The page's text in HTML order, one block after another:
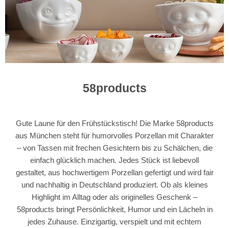
58products
Gute Laune für den Frühstückstisch! Die Marke 58products
aus München steht für humorvolles Porzellan mit Charakter
– von Tassen mit frechen Gesichtern bis zu Schälchen, die
einfach glücklich machen. Jedes Stück ist liebevoll
gestaltet, aus hochwertigem Porzellan gefertigt und wird fair
und nachhaltig in Deutschland produziert. Ob als kleines
Highlight im Alltag oder als originelles Geschenk –
58products bringt Persönlichkeit, Humor und ein Lächeln in
jedes Zuhause. Einzigartig, verspielt und mit echtem